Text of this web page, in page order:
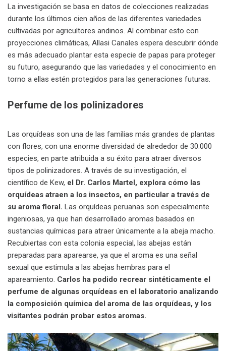
La investigación se basa en datos de colecciones realizadas
durante los últimos cien años de las diferentes variedades
cultivadas por agricultores andinos. Al combinar esto con
proyecciones climáticas, Allasi Canales espera descubrir dónde
es más adecuado plantar esta especie de papas para proteger
su futuro, asegurando que las variedades y el conocimiento en
torno a ellas estén protegidos para las generaciones futuras.
Perfume de los polinizadores
Las orquídeas son una de las familias más grandes de plantas
con flores, con una enorme diversidad de alrededor de 30.000
especies, en parte atribuida a su éxito para atraer diversos
tipos de polinizadores. A través de su investigación, el
científico de Kew, el Dr. Carlos Martel, explora cómo las
orquídeas atraen a los insectos, en particular a través de
su aroma floral. Las orquídeas peruanas son especialmente
ingeniosas, ya que han desarrollado aromas basados ​​en
sustancias químicas para atraer únicamente a la abeja macho.
Recubiertas con esta colonia especial, las abejas están
preparadas para aparearse, ya que el aroma es una señal
sexual que estimula a las abejas hembras para el
apareamiento. Carlos ha podido recrear sintéticamente el
perfume de algunas orquídeas en el laboratorio analizando
la composición química del aroma de las orquídeas, y los
visitantes podrán probar estos aromas.